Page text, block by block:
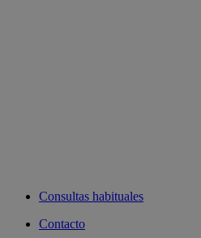
Consultas habituales
Contacto